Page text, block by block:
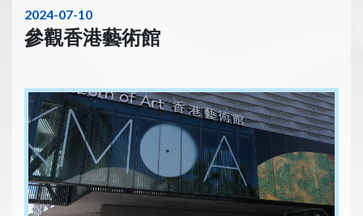
2024-07-10
參觀香港藝術館